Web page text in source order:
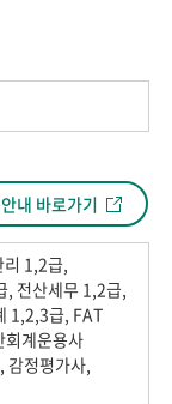
내 바로가기
리 1,2급,
, 전산세무 1,2급,
1,2,3급, FAT
계운용사
감정평가사,